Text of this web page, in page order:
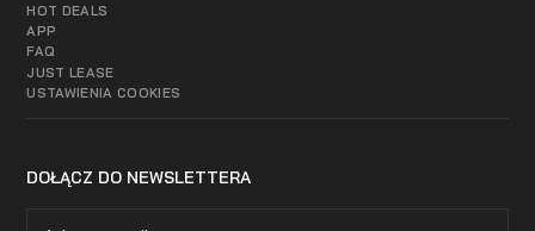
HOT DEALS
APP
FAQ
JUST LEASE
USTAWIENIA COOKIES
DOŁĄCZ DO NEWSLETTERA